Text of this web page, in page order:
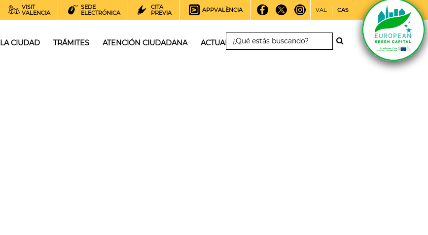
VISIT
VALENCIA
SEDE
ELECTRÓNICA
CITA
PREVIA
APPVALÈNCIA VAL CAS
LA CIUDAD TRÁMITES ATENCIÓN CIUDADANA ACTUALIDAD